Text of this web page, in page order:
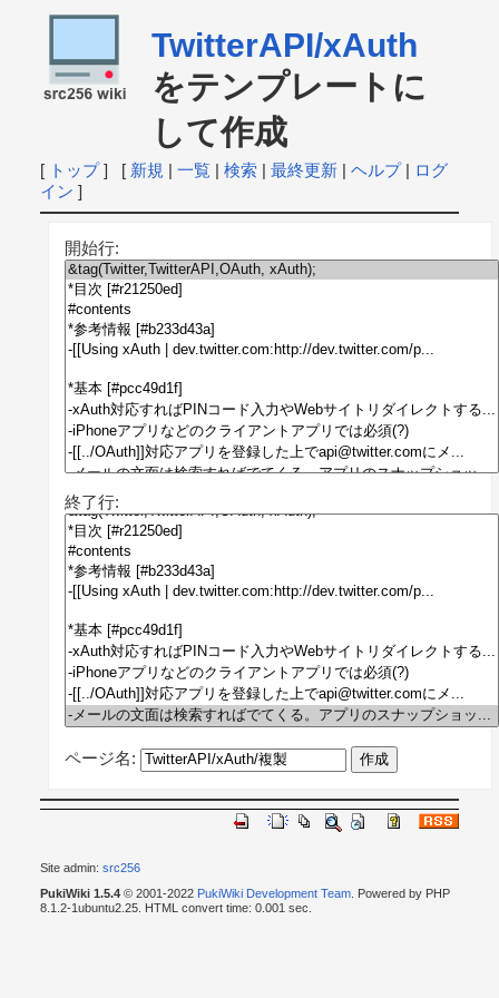
TwitterAPI/xAuth
をテンプレートに
して作成
[ トップ] [ 新規 | 一覧| 検索| 最終更新| ヘルプ| ログ
イン ]
開始行:
終了行:
ページ名:
Site admin: src256
PukiWiki 1.5.4© 2001-2022 PukiWiki Development Team. Powered by PHP
8.1.2-1ubuntu2.25. HTML convert time: 0.001 sec.